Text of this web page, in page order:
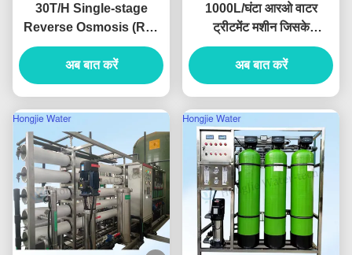
30T/H Single-stage
Reverse Osmosis (RO)
Pure Water System For
The Lithium Battery
Industry
अब बात करें
1000L/घंटा आरओ वाटर
ट्रीटमेंट मशीन जिसके
कंडक्टिविटी < 10μs/cm है
और शुद्ध जल उपकरण के लिए 2
साल की वारंटी है
अब बात करें